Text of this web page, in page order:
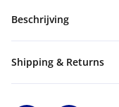
Beschrijving
Shipping & Returns